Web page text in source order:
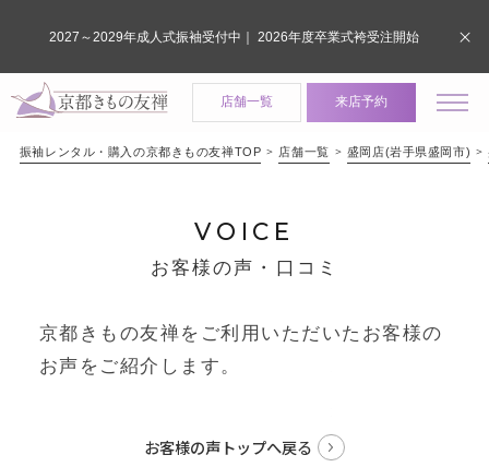
店舗一覧 来店予約
振袖レンタル・購入の京都きもの友禅TOP 店舗一覧 盛岡店(岩手県盛岡市)
VOICE
お客様の声・口コミ
京都きもの友禅をご利用いただいたお客様の
お声をご紹介します。
お客様の声トップへ戻る
2027～2029年成人式振袖受付中｜ 2026年度卒業式袴受注開始